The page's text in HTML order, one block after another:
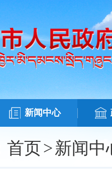
新闻中心
首页>新闻中